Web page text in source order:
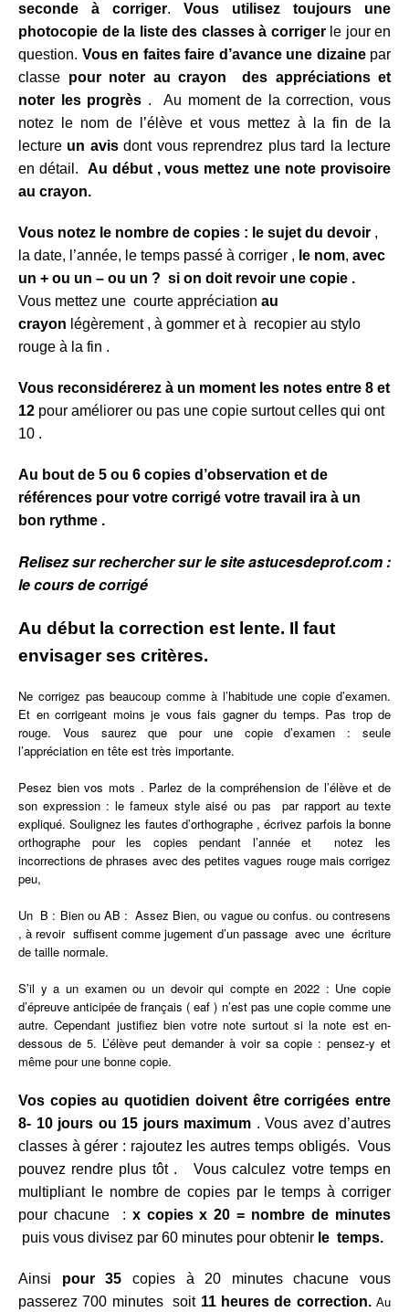
seconde à corriger. Vous utilisez toujours une
photocopie de la liste des classes à corrigerle jour en
question. Vous en faites faire d’avance une dizainepar
classe pour noter au crayon des appréciations et
noter les progrès . Au moment de la correction, vous
notez le nom de l’élève et vous mettez à la fin de la
lecture un avisdont vous reprendrez plus tard la lecture
en détail. Au début , vous mettez une note provisoire
au crayon.
Vous notez le nombre de copies : le sujet du devoir ,
la date, l’année, le temps passé à corriger , le nom, avec
un + ou un – ou un ? si on doit revoir une copie .
Vous mettez une courte appréciation au
crayon légèrement , à gommer et à recopier au stylo
rouge à la fin .
Vous reconsidérerez à un moment les notes entre 8 et
12 pour améliorer ou pas une copie surtout celles qui ont
10 .
Au bout de 5 ou 6 copies d’observation et de
références pour votre corrigé votre travail ira à un
bon rythme .
Relisez sur rechercher sur le site astucesdeprof.com :
le cours de corrigé
Au début la correction est lente. Il faut
envisager ses critères.
Ne corrigez pas beaucoup comme à l’habitude une copie d’examen.
Et en corrigeant moins je vous fais gagner du temps. Pas trop de
rouge. Vous saurez que pour une copie d’examen : seule
l’appréciation en tête est très importante.
Pesez bien vos mots . Parlez de la compréhension de l’élève et de
son expression : le fameux style aisé ou pas par rapport au texte
expliqué. Soulignez les fautes d’orthographe , écrivez parfois la bonne
orthographe pour les copies pendant l’année et notez les
incorrections de phrases avec des petites vagues rouge mais corrigez
peu,
Un B : Bien ou AB : Assez Bien, ou vague ou confus. ou contresens
, à revoir suffisent comme jugement d’un passage avec une écriture
de taille normale.
S’il y a un examen ou un devoir qui compte en 2022 : Une copie
d’épreuve anticipée de français ( eaf ) n’est pas une copie comme une
autre. Cependant justifiez bien votre note surtout si la note est en-
dessous de 5. L’élève peut demander à voir sa copie : pensez-y et
même pour une bonne copie.
Vos copies au quotidien doivent être corrigées entre
8- 10 jours ou 15 jours maximum . Vous avez d’autres
classes à gérer : rajoutez les autres temps obligés. Vous
pouvez rendre plus tôt . Vous calculez votre temps en
multipliant le nombre de copies par le temps à corriger
pour chacune : x copies x 20 = nombre de minutes
puis vous divisez par 60 minutes pour obtenir le temps.
Ainsi pour 35 copies à 20 minutes chacune vous
passerez 700 minutes soit 11 heures de correction. Au